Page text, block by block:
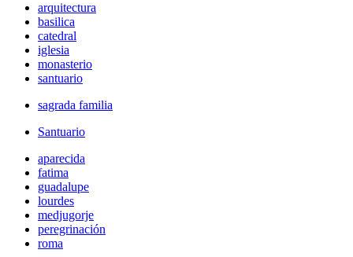
arquitectura
basilica
catedral
iglesia
monasterio
santuario
sagrada familia
Santuario
aparecida
fatima
guadalupe
lourdes
medjugorje
peregrinación
roma